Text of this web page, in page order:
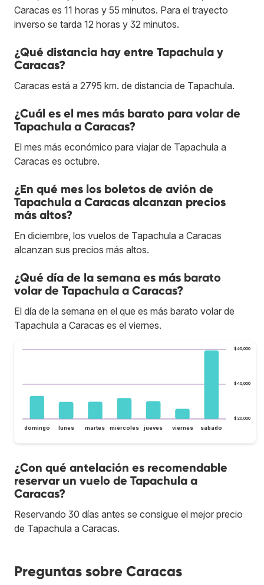
Caracas es 11 horas y 55 minutos. Para el trayecto
inverso se tarda 12 horas y 32 minutos.
¿Qué distancia hay entre Tapachula y
Caracas?
Caracas está a 2795 km. de distancia de Tapachula.
¿Cuál es el mes más barato para volar de
Tapachula a Caracas?
El mes más económico para viajar de Tapachula a
Caracas es octubre.
¿En qué mes los boletos de avión de
Tapachula a Caracas alcanzan precios
más altos?
En diciembre, los vuelos de Tapachula a Caracas
alcanzan sus precios más altos.
¿Qué día de la semana es más barato
volar de Tapachula a Caracas?
El día de la semana en el que es más barato volar de
Tapachula a Caracas es el viernes.
$20,000
$40,000
$60,000
domingo lunes martes miércoles jueves viernes sábado
¿Con qué antelación es recomendable
reservar un vuelo de Tapachula a
Caracas?
Reservando 30 días antes se consigue el mejor precio
de Tapachula a Caracas.
Preguntas sobre Caracas